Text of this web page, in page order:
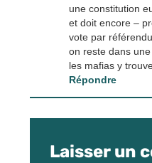
une constitution
et doit encore –
vote par
on reste dans
les mafias y
Répondre
Laisser un